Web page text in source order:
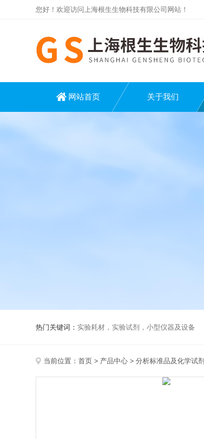
您好！欢迎访问上海根生生物科技有限公司网站！
网站首页 关于我们
热门关键词： 实验耗材，实验试剂，小型仪器及设备
当前位置： 首页 > 产品中心 > 分析标准品及化学试剂